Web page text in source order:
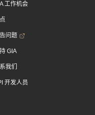
工作机会
问题
GIA
我们
开发人员